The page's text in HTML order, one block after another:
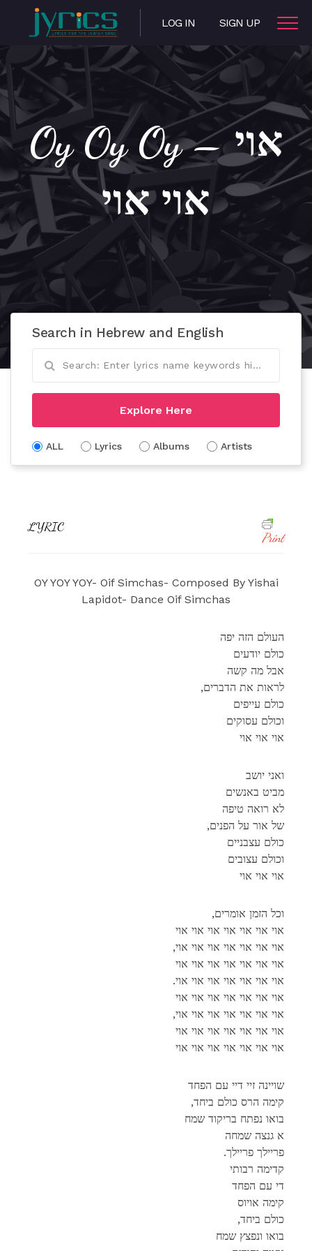
LOG IN SIGN UP
Oy Oy Oy – אוי
אוי אוי
Search in Hebrew and English
Explore Here
ALL Lyrics Albums Artists
LYRIC
Print
OY YOY YOY- Oif Simchas- Composed By Yishai
Lapidot- Dance Oif Simchas
העולם הזה יפה
כולם יודעים
אבל מה קשה
,לראות את הדברים
כולם עייפים
וכולם עסוקים
אוי אוי אוי
ואני יושב
מביט באנשים
לא רואה טיפה
,של אור על הפנים
כולם עצבניים
וכולם עצובים
אוי אוי אוי
,וכל הזמן אומרים
אוי אוי אוי אוי אוי אוי אוי
,אוי אוי אוי אוי אוי אוי אוי
אוי אוי אוי אוי אוי אוי אוי
.אוי אוי אוי אוי אוי אוי אוי
אוי אוי אוי אוי אוי אוי אוי
,אוי אוי אוי אוי אוי אוי אוי
אוי אוי אוי אוי אוי אוי אוי
אוי אוי אוי אוי אוי אוי אוי
שויינה זיי דיי עם הפחד
,קימה הרס כולם ביחד
בואו נפתח בריקוד שמח
א גנצה שמחה
.פריילך פריילך
קדימה רבותי
די עם הפחד
קימה אויוס
,כולם ביחד
בואו ונפצץ שמח